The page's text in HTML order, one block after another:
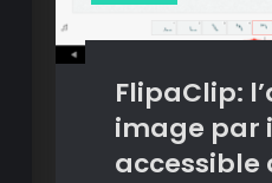
FlipaClip:
image par
accessible